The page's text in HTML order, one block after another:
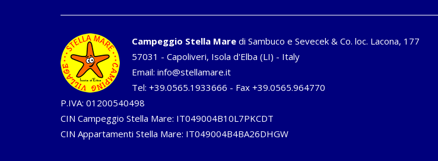
Campeggio Stella Mare di Sambuco e Sevecek & Co. loc. Lacona, 177
57031 - Capoliveri, Isola d'Elba (LI) - Italy
Email: info@stellamare.it
Tel: +39.0565.1933666 - Fax +39.0565.964770
P.IVA: 01200540498
CIN Campeggio Stella Mare: IT049004B10L7PKCDT
CIN Appartamenti Stella Mare: IT049004B4BA26DHGW